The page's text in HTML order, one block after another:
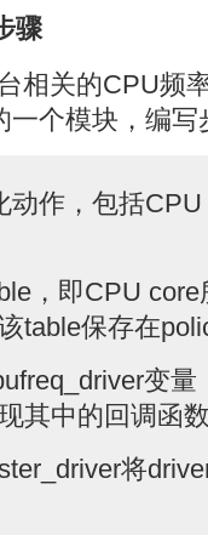
骤
相关的CPU频
一个模块，编写
动作，包括
，即CPU
table保存在
变
其中的回调函
将